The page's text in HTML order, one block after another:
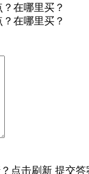
在哪里买？
在哪里买？
点击刷新 提交答